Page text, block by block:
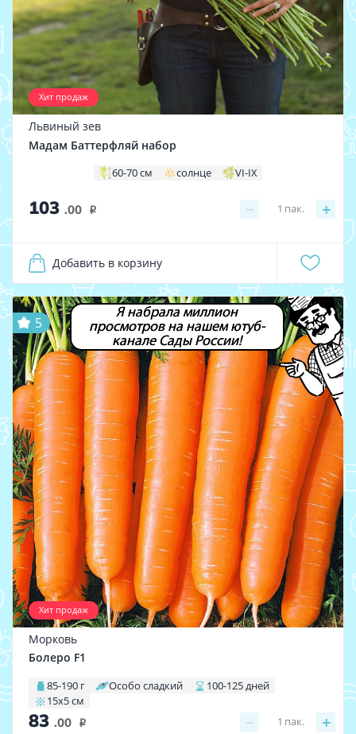
Хит продаж
Львиный зев
Мадам Баттерфляй набор
60-70 см солнце VI-IX
103 .00 i − +
1 пак.
Добавить в корзину
Я набрала миллион
просмотров на нашем ютуб-
канале Сады России!
Хит продаж
5
Морковь
Болеро F1
85-190 г Особо сладкий
100-125 дней
15х5 см
83 .00 i − +
1 пак.